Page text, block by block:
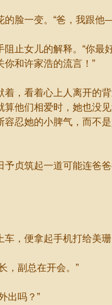
脸一变。“爸，我跟他
止女儿的解释。“你最
你和许家浩的流言！”
，看着心上人离开的背
他们相爱时，她也没见
容忍她的小脾气，而不
贞筑起一道可能连爸爸
便拿起手机打给美珊
副总在开会。”
吗？”